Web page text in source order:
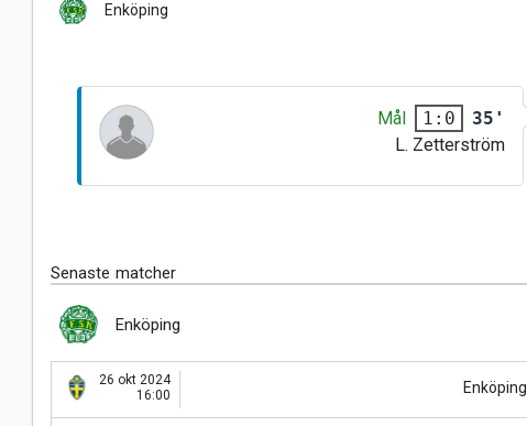
Enköping
Mål 1:0
35'
L. Zetterström
Senaste matcher
Enköping
26 okt 2024
16:00
Enköping